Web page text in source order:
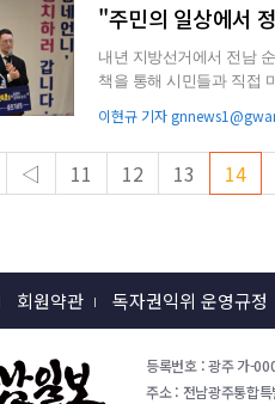
"주민의 일상에서
내년 지방선거에서 전남
책을 통해 시민들과 직접 마주했다. 한 도의원은 지난 20일 국립순천대
이현규 기자
◁ 11 12 13 14
회원약관 독자권익위 운영규정
등록번호 : 광주 가-
주소 : 전남광주통합